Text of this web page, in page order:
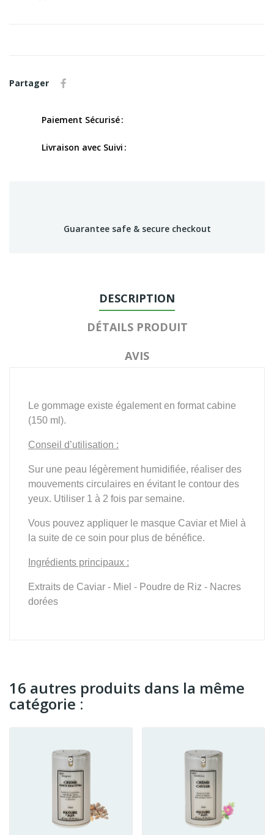
Partager
Paiement Sécurisé
Livraison avec Suivi
Guarantee safe & secure checkout
DESCRIPTION
DÉTAILS PRODUIT
AVIS
Le gommage existe également en format cabine
(150 ml).
Conseil d’utilisation :
Sur une peau légèrement humidifiée, réaliser des
mouvements circulaires en évitant le contour des
yeux. Utiliser 1 à 2 fois par semaine.
Vous pouvez appliquer le masque Caviar et Miel à
la suite de ce soin pour plus de bénéfice.
Ingrédients principaux :
Extraits de Caviar - Miel - Poudre de Riz - Nacres
dorées
16 autres produits dans la même
catégorie :